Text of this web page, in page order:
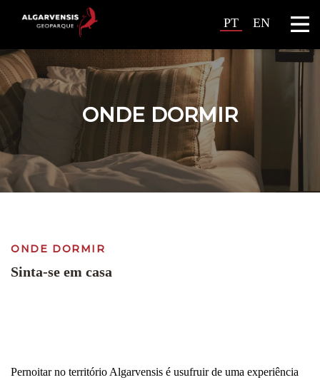
PT EN
ONDE DORMIR
ONDE DORMIR
Sinta-se em casa
Pernoitar no território Algarvensis é usufruir de uma experiência